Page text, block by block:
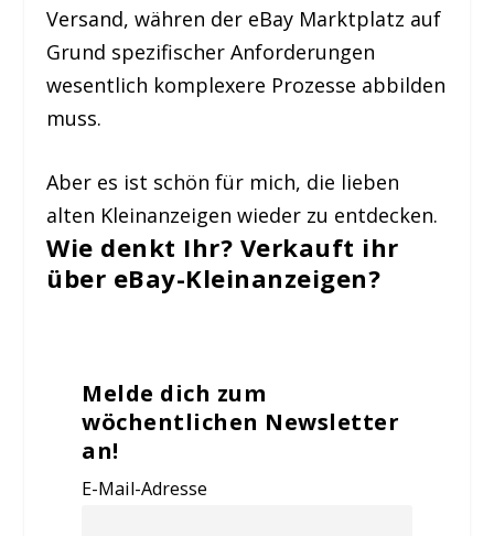
Versand, währen der eBay Marktplatz auf
Grund spezifischer Anforderungen
wesentlich komplexere Prozesse abbilden
muss.
Aber es ist schön für mich, die lieben
alten Kleinanzeigen wieder zu entdecken.
Wie denkt Ihr? Verkauft ihr
über eBay-Kleinanzeigen?
Melde dich zum
wöchentlichen Newsletter
an!
E-Mail-Adresse